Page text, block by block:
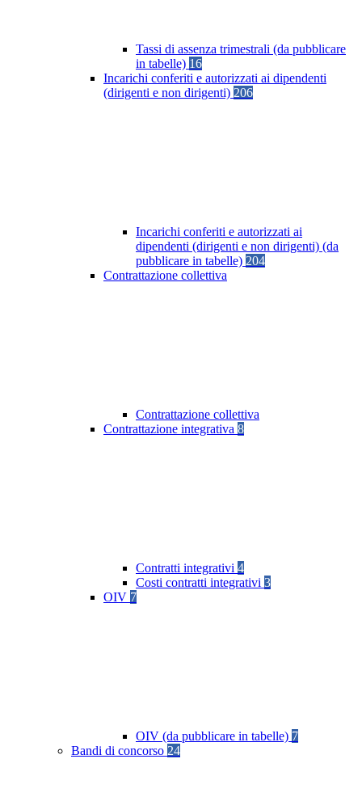
Tassi di assenza trimestrali (da pubblicare
in tabelle) 16
Incarichi conferiti e autorizzati ai dipendenti
(dirigenti e non dirigenti) 206
Incarichi conferiti e autorizzati ai
dipendenti (dirigenti e non dirigenti) (da
pubblicare in tabelle) 204
Contrattazione collettiva
Contrattazione collettiva
Contrattazione integrativa 8
Contratti integrativi 4
Costi contratti integrativi 3
OIV 7
OIV (da pubblicare in tabelle) 7
Bandi di concorso 24